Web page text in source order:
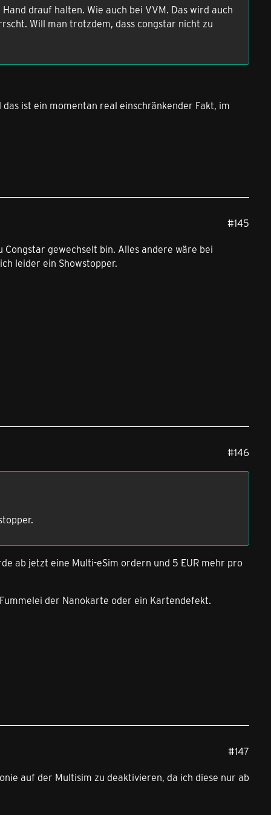
drauf halten. Wie auch bei VVM. Das wird auch
Will man trotzdem, dass congstar nicht zu
ist ein momentan real einschränkender Fakt, im
#145
gewechselt bin. Alles andere wäre bei
leider ein Showstopper.
#146
ab jetzt eine Multi-eSim ordern und 5 EUR mehr pro
der Nanokarte oder ein Kartendefekt.
#147
auf der Multisim zu deaktivieren, da ich diese nur ab